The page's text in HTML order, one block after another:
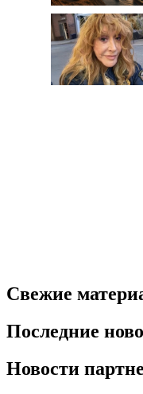
Свежие
Последние
Новости